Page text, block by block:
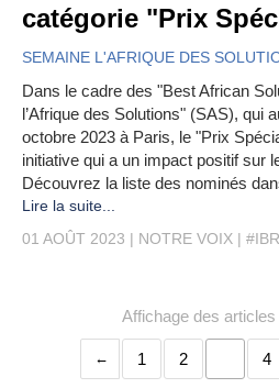
catégorie "Prix
SEMAINE L'AFRIQUE DES
Dans le cadre des "Best African
l’Afrique des Solutions" (SAS), qui
octobre 2023 à Paris, le "Prix
initiative qui a un impact positif sur
Découvrez la liste des nominés
Lire la suite...
01 AOÛT 2023
NOTRE VOIX
Affichage des articles
1 2 4